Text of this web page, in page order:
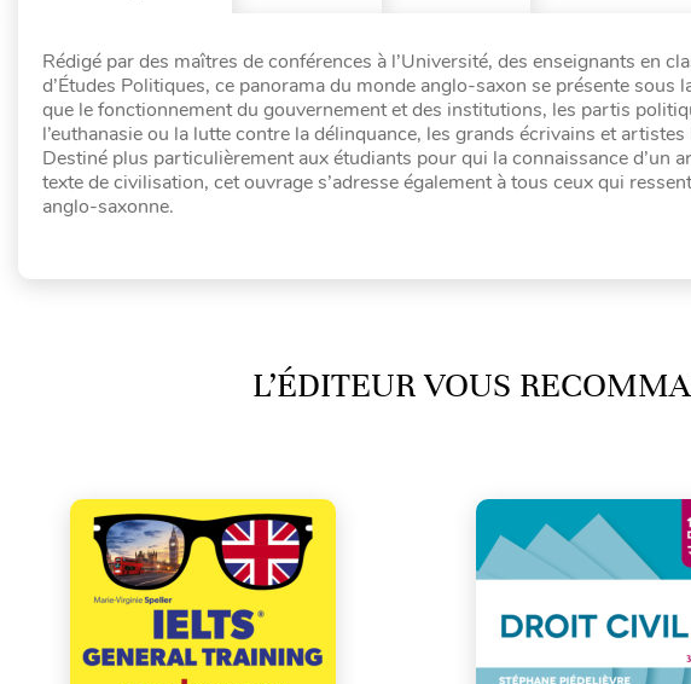
Rédigé par des maîtres de conférences à l’Université, des enseignants en
d’Études Politiques, ce panorama du monde anglo-saxon se présente
que le fonctionnement du gouvernement et des institutions, les partis
l’euthanasie ou la lutte contre la délinquance, les grands écrivains et
Destiné plus particulièrement aux étudiants pour qui la connaissance d’un
texte de civilisation, cet ouvrage s’adresse également à tous ceux qui
anglo-saxonne.
L’ÉDITEUR VOUS